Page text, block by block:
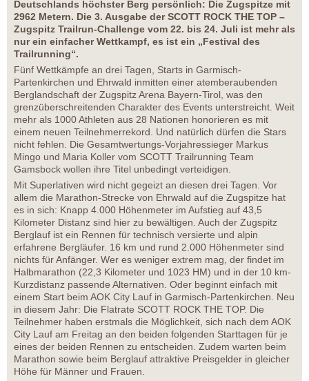
Deutschlands höchster Berg persönlich: Die Zugspitze mit
2962 Metern. Die 3. Ausgabe der SCOTT ROCK THE TOP –
Zugspitz Trailrun-Challenge vom 22. bis 24. Juli ist mehr als
nur ein einfacher Wettkampf, es ist ein „Festival des
Trailrunning“.
Fünf Wettkämpfe an drei Tagen, Starts in Garmisch-
Partenkirchen und Ehrwald inmitten einer atemberaubenden
Berglandschaft der Zugspitz Arena Bayern-Tirol, was den
grenzüberschreitenden Charakter des Events unterstreicht. Weit
mehr als 1000 Athleten aus 28 Nationen honorieren es mit
einem neuen Teilnehmerrekord. Und natürlich dürfen die Stars
nicht fehlen. Die Gesamtwertungs-Vorjahressieger Markus
Mingo und Maria Koller vom SCOTT Trailrunning Team
Gamsbock wollen ihre Titel unbedingt verteidigen.
Mit Superlativen wird nicht gegeizt an diesen drei Tagen. Vor
allem die Marathon-Strecke von Ehrwald auf die Zugspitze hat
es in sich: Knapp 4.000 Höhenmeter im Aufstieg auf 43,5
Kilometer Distanz sind hier zu bewältigen. Auch der Zugspitz
Berglauf ist ein Rennen für technisch versierte und alpin
erfahrene Bergläufer. 16 km und rund 2.000 Höhenmeter sind
nichts für Anfänger. Wer es weniger extrem mag, der findet im
Halbmarathon (22,3 Kilometer und 1023 HM) und in der 10 km-
Kurzdistanz passende Alternativen. Oder beginnt einfach mit
einem Start beim AOK City Lauf in Garmisch-Partenkirchen. Neu
in diesem Jahr: Die Flatrate SCOTT ROCK THE TOP. Die
Teilnehmer haben erstmals die Möglichkeit, sich nach dem AOK
City Lauf am Freitag an den beiden folgenden Starttagen für je
eines der beiden Rennen zu entscheiden. Zudem warten beim
Marathon sowie beim Berglauf attraktive Preisgelder in gleicher
Höhe für Männer und Frauen.